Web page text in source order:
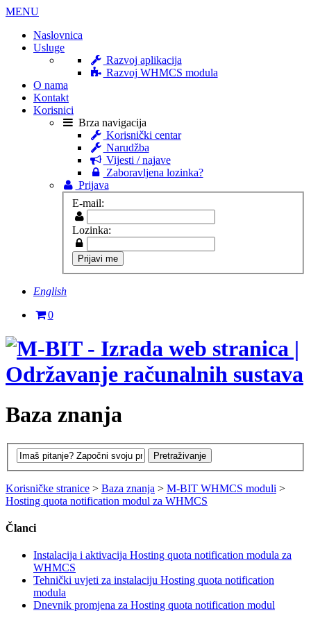
MENU
Naslovnica
Usluge
Razvoj aplikacija
Razvoj WHMCS modula
O nama
Kontakt
Korisnici
Brza navigacija
Korisnički centar
Narudžba
Vijesti / najave
Zaboravljena lozinka?
Prijava
E-mail:
Lozinka:
English
0
Baza znanja
Korisničke stranice > Baza znanja > M-BIT WHMCS moduli >
Hosting quota notification modul za WHMCS
Članci
Instalacija i aktivacija Hosting quota notification modula za
WHMCS
Tehnički uvjeti za instalaciju Hosting quota notification
modula
Dnevnik promjena za Hosting quota notification modul